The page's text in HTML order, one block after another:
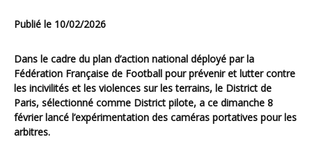
Publié le 10/02/2026
Dans le cadre du plan d’action national déployé par la
Fédération Française de Football pour prévenir et lutter contre
les incivilités et les violences sur les terrains, le District de
Paris, sélectionné comme District pilote, a ce dimanche 8
février lancé l’expérimentation des caméras portatives pour les
arbitres.